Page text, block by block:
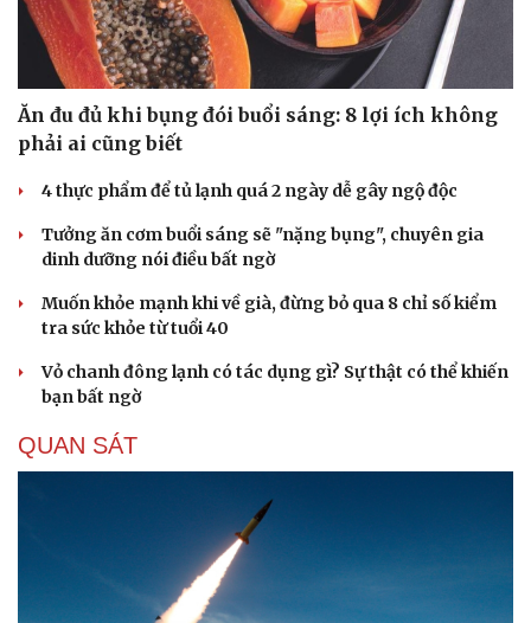
Du lịch
Săn Tour
check-in
Podcast
Đọc truyện đêm khuya
Hạt giống tâm hồn
Ăn đu đủ khi bụng đói buổi sáng: 8 lợi ích không
phải ai cũng biết
4 thực phẩm để tủ lạnh quá 2 ngày dễ gây ngộ độc
Tưởng ăn cơm buổi sáng sẽ "nặng bụng", chuyên gia
dinh dưỡng nói điều bất ngờ
Muốn khỏe mạnh khi về già, đừng bỏ qua 8 chỉ số kiểm
tra sức khỏe từ tuổi 40
Vỏ chanh đông lạnh có tác dụng gì? Sự thật có thể khiến
bạn bất ngờ
QUAN SÁT